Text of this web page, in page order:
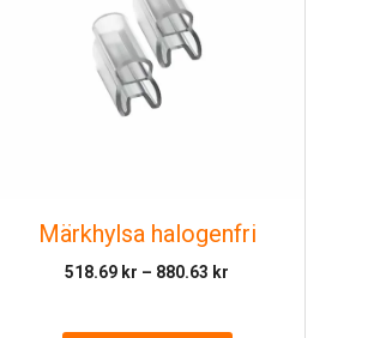
Märkhylsa halogenfri
518.69 kr – 880.63 kr